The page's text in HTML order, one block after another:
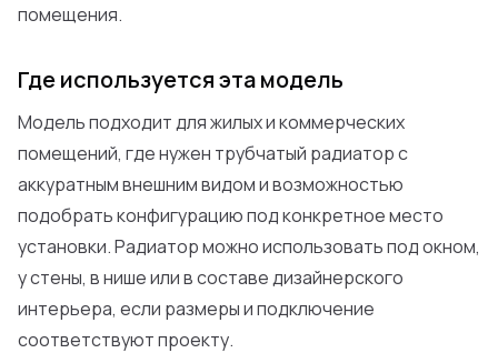
помещения.
Где используется эта модель
Модель подходит для жилых и коммерческих
помещений, где нужен трубчатый радиатор с
аккуратным внешним видом и возможностью
подобрать конфигурацию под конкретное место
установки. Радиатор можно использовать под окном,
у стены, в нише или в составе дизайнерского
интерьера, если размеры и подключение
соответствуют проекту.